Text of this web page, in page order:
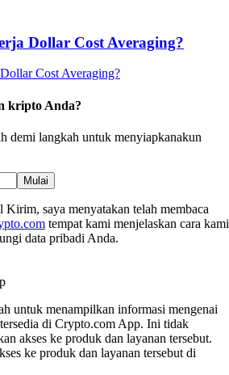
Dollar Cost Averaging?
kripto Anda?
demi langkah untuk menyiapkanakun
Mulai
saya menyatakan telah membaca
tempat kami menjelaskan cara kami
data pribadi Anda.
untuk menampilkan informasi mengenai
di Crypto.com App. Ini tidak
akses ke produk dan layanan tersebut.
ke produk dan layanan tersebut di